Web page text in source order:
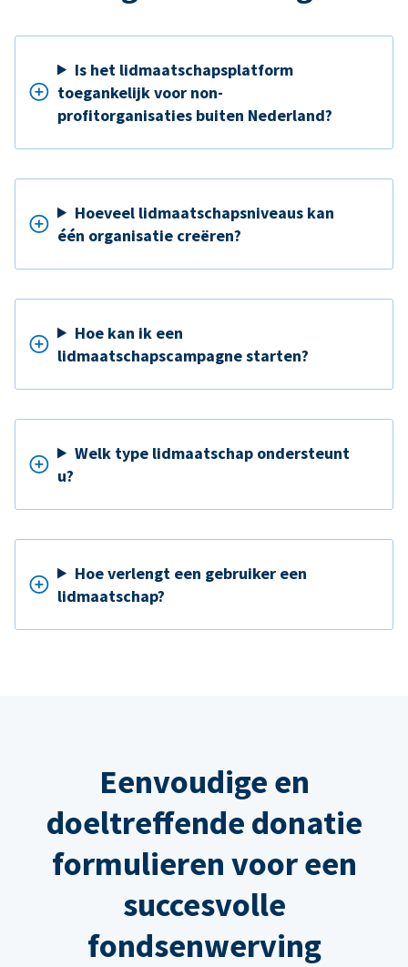
Is het lidmaatschapsplatform
toegankelijk voor non-
profitorganisaties buiten Nederland?
Hoeveel lidmaatschapsniveaus kan
één organisatie creëren?
Hoe kan ik een
lidmaatschapscampagne starten?
Welk type lidmaatschap ondersteunt
u?
Hoe verlengt een gebruiker een
lidmaatschap?
Eenvoudige en
doeltreffende donatie
formulieren voor een
succesvolle
fondsenwerving